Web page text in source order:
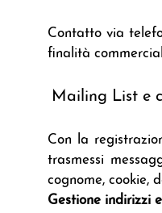
Contatto via
finalità
Mailing List e
Con la
trasmessi
cognome, cookie,
Gestione indirizzi